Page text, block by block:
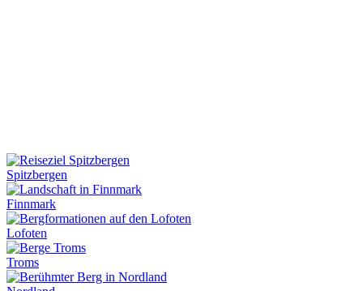
Spitzbergen
Finnmark
Lofoten
Troms